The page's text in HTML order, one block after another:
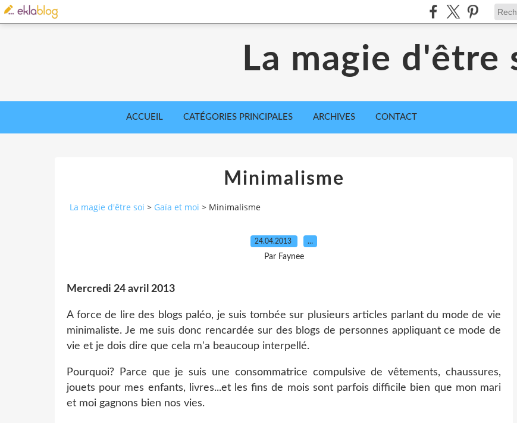
La magie d'être
ACCUEIL CATÉGORIES PRINCIPALES ARCHIVES CONTACT
Minimalisme
La magie d'être soi > Gaïa et moi > Minimalisme
24.04.2013 …
Par Faynee
Mercredi 24 avril 2013
A force de lire des blogs paléo, je suis tombée sur plusieurs articles parlant du mode de vie
minimaliste. Je me suis donc rencardée sur des blogs de personnes appliquant ce mode de
vie et je dois dire que cela m'a beaucoup interpellé.
Pourquoi? Parce que je suis une consommatrice compulsive de vêtements, chaussures,
jouets pour mes enfants, livres...et les fins de mois sont parfois difficile bien que mon mari
et moi gagnons bien nos vies.